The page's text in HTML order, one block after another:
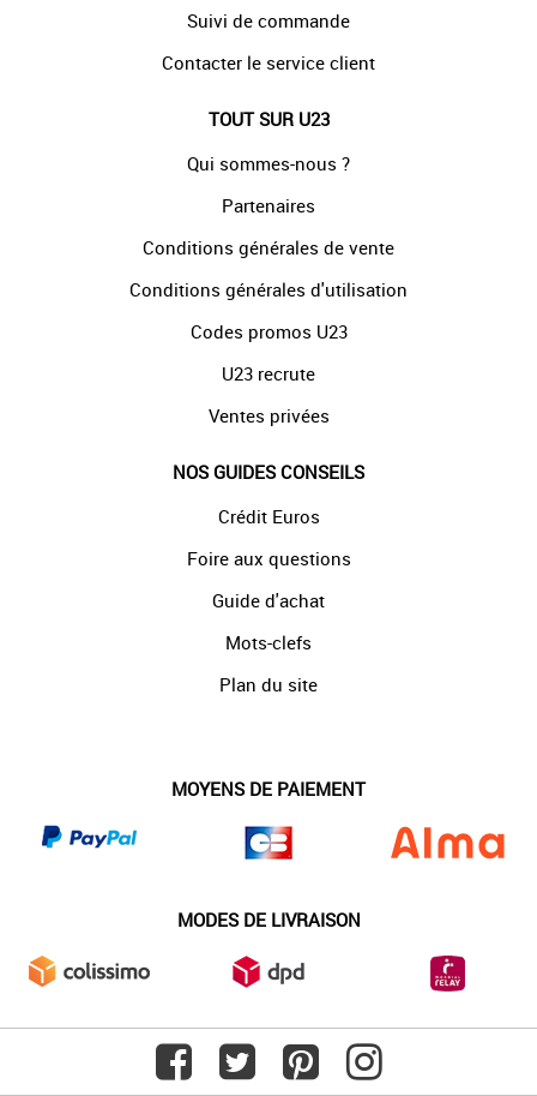
Suivi de commande
Contacter le service client
TOUT SUR U23
Qui sommes-nous ?
Partenaires
Conditions générales de vente
Conditions générales d'utilisation
Codes promos U23
U23 recrute
Ventes privées
NOS GUIDES CONSEILS
Crédit Euros
Foire aux questions
Guide d'achat
Mots-clefs
Plan du site
MOYENS DE PAIEMENT
MODES DE LIVRAISON